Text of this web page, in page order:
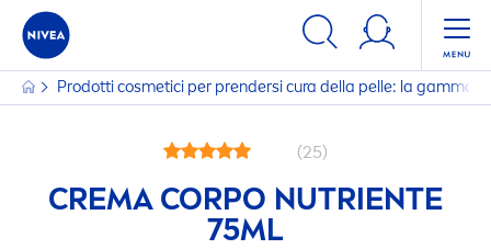
Prodotti cosmetici per prendersi cura della pelle: la gamma
(25)
CREMA CORPO NUTRIENTE
75ML